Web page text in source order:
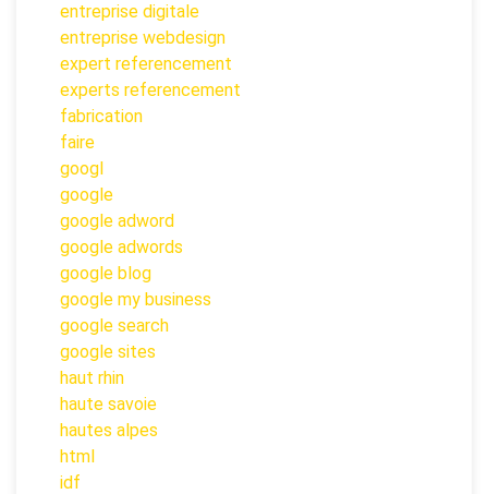
entreprise digitale
entreprise webdesign
expert referencement
experts referencement
fabrication
faire
googl
google
google adword
google adwords
google blog
google my business
google search
google sites
haut rhin
haute savoie
hautes alpes
html
idf